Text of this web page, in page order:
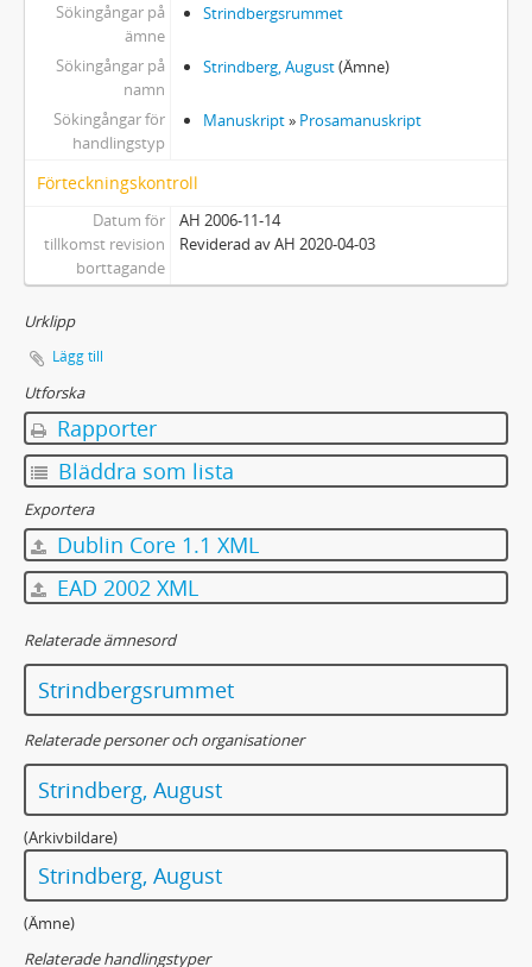
Sökingångar på
ämne
Strindbergsrummet
Sökingångar på
namn
Strindberg, August(Ämne)
Sökingångar för
handlingstyp
Manuskript» Prosamanuskript
Förteckningskontroll
Datum för
tillkomst revision
borttagande
AH 2006-11-14
Reviderad av AH 2020-04-03
Urklipp
Lägg till
Utforska
Rapporter
Bläddra som lista
Exportera
Dublin Core 1.1 XML
EAD 2002 XML
Relaterade ämnesord
Strindbergsrummet
Relaterade personer och organisationer
Strindberg, August
(Arkivbildare)
Strindberg, August
(Ämne)
Relaterade handlingstyper